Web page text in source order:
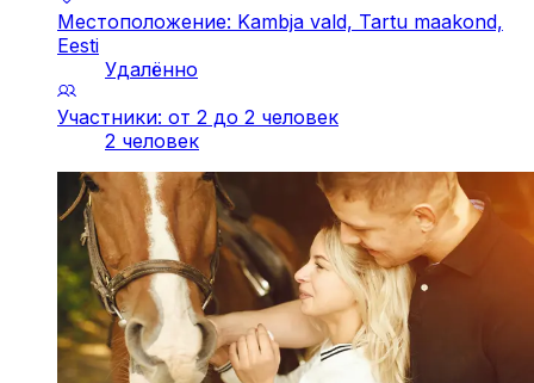
Местоположение: Kambja vald, Tartu maakond,
Eesti
Удалённо
Участники: от 2 до 2 человек
2 человек